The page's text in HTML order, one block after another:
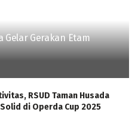
Gerakan Etam
RSUD Taman Husada
di Operda Cup 2025